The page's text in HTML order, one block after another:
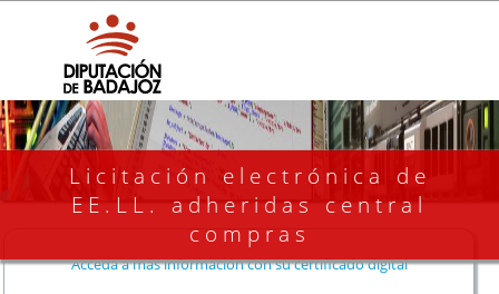
Licitación electrónica de
EE.LL. adheridas central
compras
Acceda a más información con su certificado digital